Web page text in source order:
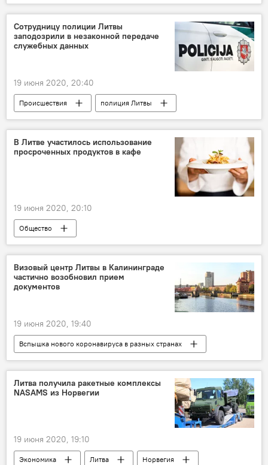
финансирование
бюджет
Сотрудницу полиции Литвы
заподозрили в незаконной передаче
служебных данных
19 июня 2020, 20:40
Происшествия
полиция Литвы
Литва
В Литве участилось использование
просроченных продуктов в кафе
19 июня 2020, 20:10
Общество
Визовый центр Литвы в Калининграде
частично возобновил прием
документов
19 июня 2020, 19:40
Вспышка нового коронавируса в разных странах
Общество
Литва Визы
Литва получила ракетные комплексы
NASAMS из Норвегии
19 июня 2020, 19:10
Экономика Литва
Норвегия